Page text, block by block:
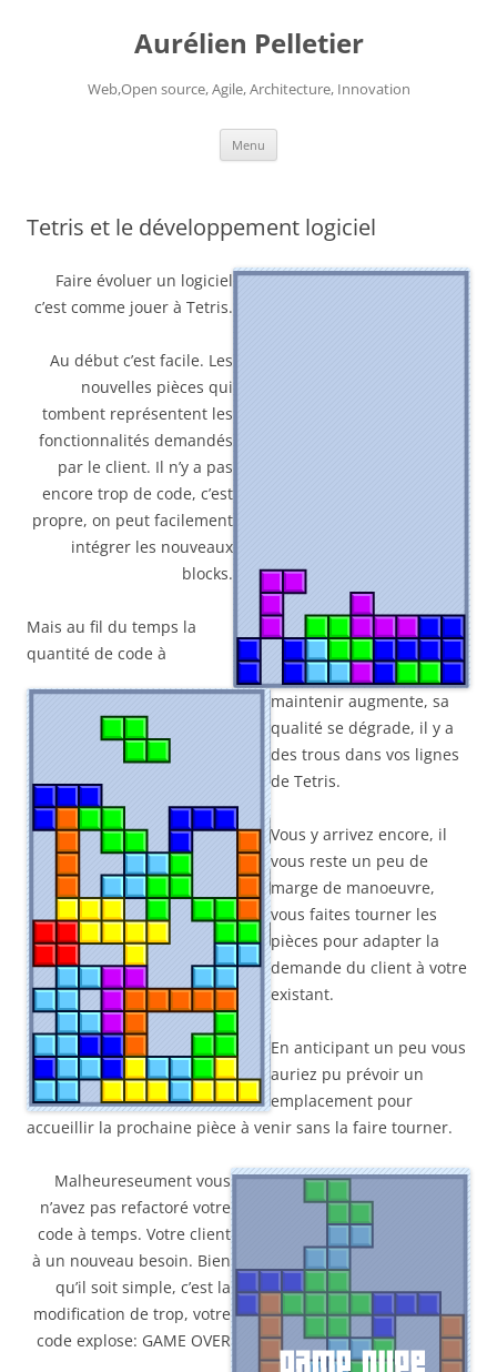
Aurélien Pelletier
Web,Open source, Agile, Architecture, Innovation
Menu
Tetris et le développement logiciel
Faire évoluer un logiciel
c’est comme jouer à Tetris.
Au début c’est facile. Les
nouvelles pièces qui
tombent représentent les
fonctionnalités demandés
par le client. Il n’y a pas
encore trop de code, c’est
propre, on peut facilement
intégrer les nouveaux
blocks.
Mais au fil du temps la
quantité de code à
maintenir augmente, sa
qualité se dégrade, il y a
des trous dans vos lignes
de Tetris.
Vous y arrivez encore, il
vous reste un peu de
marge de manoeuvre,
vous faites tourner les
pièces pour adapter la
demande du client à votre
existant.
En anticipant un peu vous
auriez pu prévoir un
emplacement pour
accueillir la prochaine pièce à venir sans la faire tourner.
Malheureseument vous
n’avez pas refactoré votre
code à temps. Votre client
à un nouveau besoin. Bien
qu’il soit simple, c’est la
modification de trop, votre
code explose: GAME OVER